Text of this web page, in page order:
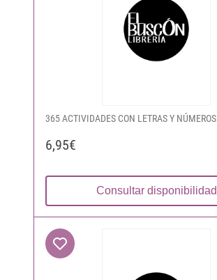
365 ACTIVIDADES CON LETRAS Y NÚMEROS
6,95€
Consultar disponibilidad